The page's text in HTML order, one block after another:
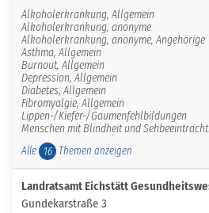
Alkoholerkrankung, Allgemein
Alkoholerkrankung, anonyme
Alkoholerkrankung, anonyme, Angehörige
Asthma, Allgemein
Burnout, Allgemein
Depression, Allgemein
Diabetes, Allgemein
Fibromyalgie, Allgemein
Lippen-/Kiefer-/Gaumenfehlbildungen
Menschen mit Blindheit und
Alle 16 Themen anzeigen
Landratsamt Eichstätt
Gundekarstraße 3